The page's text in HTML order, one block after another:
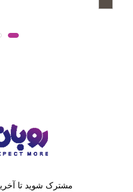
مشترک شوید تا